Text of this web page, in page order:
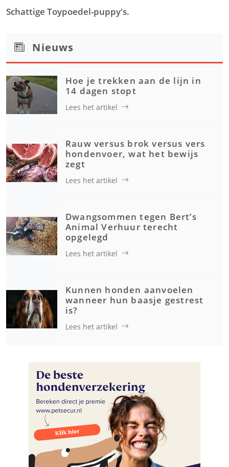
Schattige Toypoedel-puppy's.
Nieuws
Hoe je trekken aan de lijn in
14 dagen stopt
Lees het artikel
Rauw versus brok versus vers
hondenvoer, wat het bewijs
zegt
Lees het artikel
Dwangsommen tegen Bert’s
Animal Verhuur terecht
opgelegd
Lees het artikel
Kunnen honden aanvoelen
wanneer hun baasje gestrest
is?
Lees het artikel